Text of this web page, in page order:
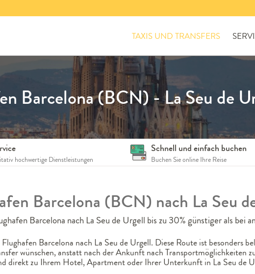
TAXIS UND TRANSFERS
hochwertige Dienstleistungen
Schnell und einfach buchen
Buchen Sie online Ihre Reise
Barcelona (BCN) - La Seu de
Barcelona (BCN) nach La Seu
Barcelona nach La Seu de Urgell bis zu 30% günstiger als bei
Barcelona nach La Seu de Urgell. Diese Route ist besonders
wünschen, anstatt nach der Ankunft nach Transportmöglichkeiten
direkt zu Ihrem Hotel, Apartment oder Ihrer Unterkunft in La Seu de